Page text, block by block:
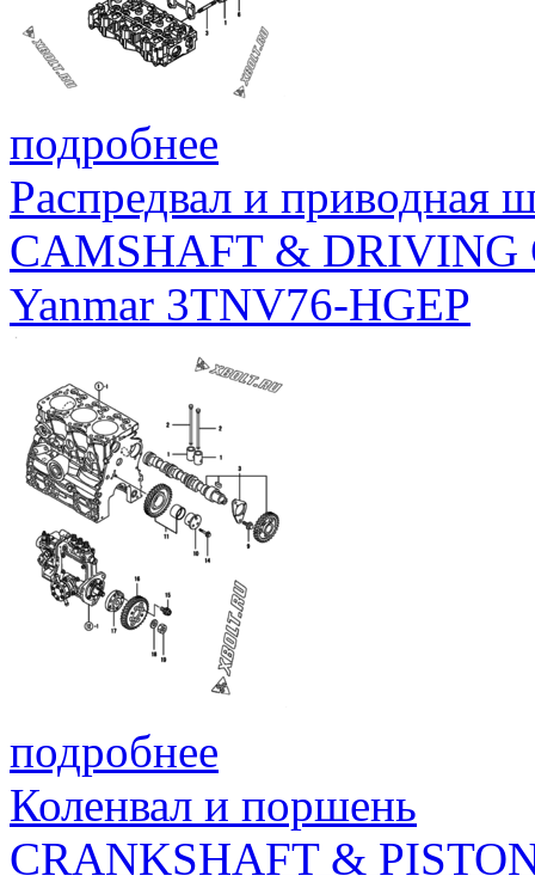
подробнее
Распредвал и приводная
CAMSHAFT & DRIVING
Yanmar 3TNV76-HGEP
подробнее
Коленвал и поршень
CRANKSHAFT &